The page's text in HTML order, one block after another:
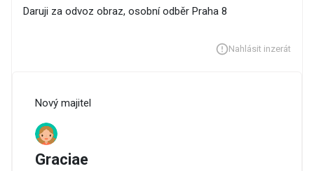
Daruji za odvoz obraz, osobní odběr Praha 8
Nahlásit inzerát
Nový majitel
Graciae